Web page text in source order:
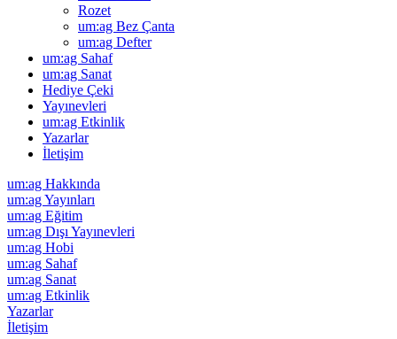
Rozet
um:ag Bez Çanta
um:ag Defter
um:ag Sahaf
um:ag Sanat
Hediye Çeki
Yayınevleri
um:ag Etkinlik
Yazarlar
İletişim
um:ag Hakkında
um:ag Yayınları
um:ag Eğitim
um:ag Dışı Yayınevleri
um:ag Hobi
um:ag Sahaf
um:ag Sanat
um:ag Etkinlik
Yazarlar
İletişim